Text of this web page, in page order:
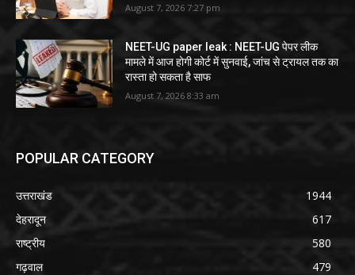
August 7, 2026 7:27 pm
NEET-UG paper leak : NEET-UG पेपर लीक
मामले में आज होगी कोर्ट में सुनवाई, जांच से ट्रायल तक का
रास्ता हो सकता है साफ
August 7, 2026 8:33 am
POPULAR CATEGORY
उत्तराखंड
1944
देहरादून
617
राष्ट्रीय
580
गढ़वाल
479